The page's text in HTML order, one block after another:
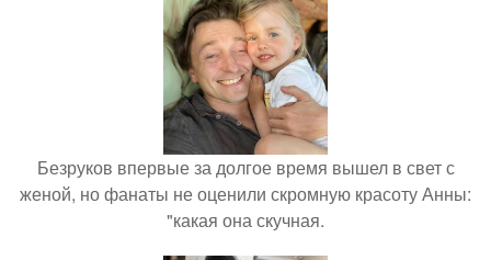
Безруков впервые за долгое время вышел в свет с
женой, но фанаты не оценили скромную красоту Анны:
"какая она скучная.